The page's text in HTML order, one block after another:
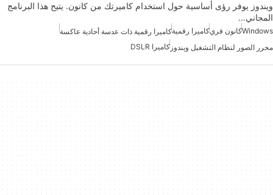
ويندوز يوفر رؤى أساسية حول استخدام كاميرتك من كانون. يتيح هذا البرنامج
المجاني…
Windowsكانون فريكاميرا رقميةكاميرا رقمية ذات عدسة أحادية عاكسة
محرر الصور لنظام التشغيل ويندوز كاميرا DSLR